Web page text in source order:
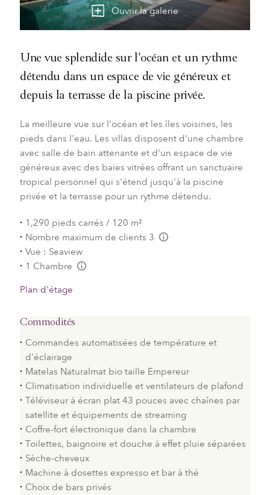
Ouvrir la galerie
Une vue splendide sur l'océan et un rythme
détendu dans un espace de vie généreux et
depuis la terrasse de la piscine privée.
La meilleure vue sur l'océan et les îles voisines, les
pieds dans l'eau. Les villas disposent d'une chambre
avec salle de bain attenante et d'un espace de vie
généreux avec des baies vitrées offrant un sanctuaire
tropical personnel qui s'étend jusqu'à la piscine
privée et la terrasse pour un rythme détendu.
1,290 pieds carrés / 120 m²
Nombre maximum de clients 3
Vue : Seaview
1 Chambre
Plan d'étage
Commodités
Commandes automatisées de température et
d'éclairage
Matelas Naturalmat bio taille Empereur
Climatisation individuelle et ventilateurs de plafond
Téléviseur à écran plat 43 pouces avec chaînes par
satellite et équipements de streaming
Coffre-fort électronique dans la chambre
Toilettes, baignoire et douche à effet pluie séparées
Sèche-cheveux
Machine à dosettes expresso et bar à thé
Choix de bars privés